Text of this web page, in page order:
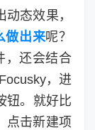
态效果，
做出来呢？
，还会结合
，进
钮。就好比
点击新建项